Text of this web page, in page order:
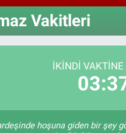
Vakitleri
İKINDI VAKTINE
hoşuna giden bir